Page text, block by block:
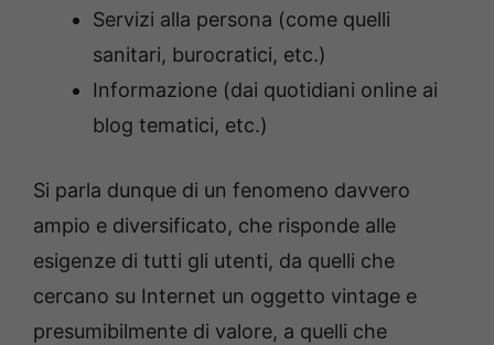
Servizi alla persona (come quelli
sanitari, burocratici, etc.)
Informazione (dai quotidiani online ai
blog tematici, etc.)
Si parla dunque di un fenomeno davvero
ampio e diversificato, che risponde alle
esigenze di tutti gli utenti, da quelli che
cercano su Internet un oggetto vintage e
presumibilmente di valore, a quelli che